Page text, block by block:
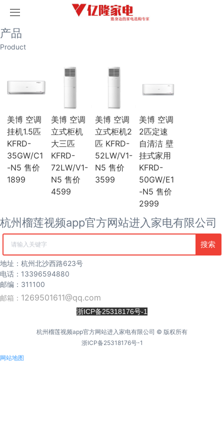
首页
产品
家用空调
破解版榴莲视频在线下载空调
海尔空调
卡萨帝空调
科龙空调
美博空调
月兔空调
小天鹅空调
三菱电机空调
海信空调
中央空调
破解版榴莲视频在线下载
海尔
麦克维尔
COLMO
约克
风管机
吸顶机
冰箱
卡萨帝冰箱
COLMO冰箱
产品
Product
美博 空调
挂机1.5匹
KFRD-
35GW/C1
-N5 售价
1899
美博 空调
立式柜机
大三匹
KFRD-
72LW/V1-
N5 售价
4599
美博 空调
立式柜机2
匹 KFRD-
52LW/V1-
N5 售价
3599
美博 空调
2匹定速
自清洁 壁
挂式家用
KFRD-
50GW/E1
-N5 售价
2999
杭州榴莲视频app官方网站进入家电有限公司
搜索
历史记录
地址：杭州北沙西路623号
电话：13396594880
邮编：311100
邮箱： 1269501611@qq.com
浙ICP备25318176号-1
杭州榴莲视频app官方网站进入家电有限公司 © 版权所有
浙ICP备25318176号-1
网站地图